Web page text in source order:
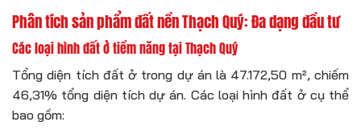
Phân tích sản phẩm đất nền Thạch Quý: Đa dạng đầu tư
Các loại hình đất ở tiềm năng tại Thạch Quý
Tổng diện tích đất ở trong dự án là 47.172,50 m², chiếm
46,31% tổng diện tích dự án. Các loại hình đất ở cụ thể
bao gồm: